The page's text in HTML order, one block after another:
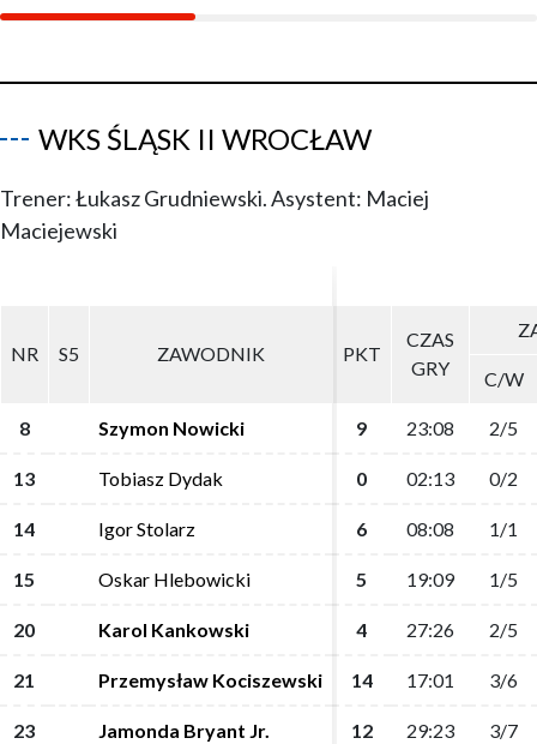
WKS ŚLĄSK II WROCŁAW
Trener: Łukasz Grudniewski. Asystent: Maciej
Maciejewski
NR S5 ZAWODNIK PKT
CZAS
GRY
C/W
8 Szymon Nowicki 9 23:08 2/5
13 Tobiasz Dydak 0 02:13 0/2
14 Igor Stolarz 6 08:08 1/1
15 Oskar Hlebowicki 5 19:09 1/5
20 Karol Kankowski 4 27:26 2/5
21 Przemysław Kociszewski 14 17:01 3/6
23 Jamonda Bryant Jr. 12 29:23 3/7
NR S5 ZAWODNIK PKT
CZAS
GRY
C/W
8 Szymon Nowicki 9 23:08 2/5
13 Tobiasz Dydak 0 02:13 0/2
14 Igor Stolarz 6 08:08 1/1
15 Oskar Hlebowicki 5 19:09 1/5
20 Karol Kankowski 4 27:26 2/5
21 Przemysław Kociszewski 14 17:01 3/6
23 Jamonda Bryant Jr. 12 29:23 3/7